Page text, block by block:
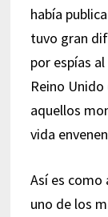
había
tuvo gran
por espías
Reino
aquellos
vida
Así es como
uno de los